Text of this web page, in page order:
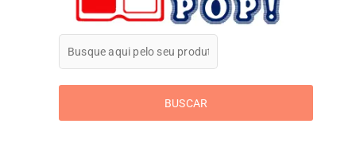
Loucos Por
Cultura Pop